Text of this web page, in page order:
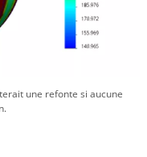
une refonte si aucune